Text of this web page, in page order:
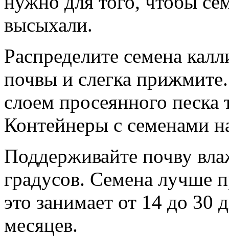
высыхали.
Распределите семена
почвы и слегка
слоем просеянного
Контейнеры с семенами
Поддерживайте почву
градусов. Семена лучше
это занимает от 14 до 30
месяцев.